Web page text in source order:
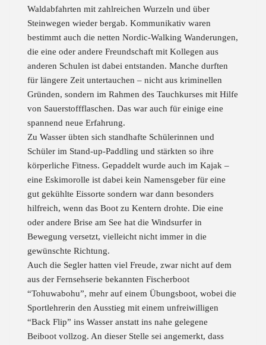
Waldabfahrten mit zahlreichen Wurzeln und über
Steinwegen wieder bergab. Kommunikativ waren
bestimmt auch die netten Nordic-Walking Wanderungen,
die eine oder andere Freundschaft mit Kollegen aus
anderen Schulen ist dabei entstanden. Manche durften
für längere Zeit untertauchen – nicht aus kriminellen
Gründen, sondern im Rahmen des Tauchkurses mit Hilfe
von Sauerstoffflaschen. Das war auch für einige eine
spannend neue Erfahrung.
Zu Wasser übten sich standhafte Schülerinnen und
Schüler im Stand-up-Paddling und stärkten so ihre
körperliche Fitness. Gepaddelt wurde auch im Kajak –
eine Eskimorolle ist dabei kein Namensgeber für eine
gut gekühlte Eissorte sondern war dann besonders
hilfreich, wenn das Boot zu Kentern drohte. Die eine
oder andere Brise am See hat die Windsurfer in
Bewegung versetzt, vielleicht nicht immer in die
gewünschte Richtung.
Auch die Segler hatten viel Freude, zwar nicht auf dem
aus der Fernsehserie bekannten Fischerboot
“Tohuwabohu”, mehr auf einem Übungsboot, wobei die
Sportlehrerin den Ausstieg mit einem unfreiwilligen
“Back Flip” ins Wasser anstatt ins nahe gelegene
Beiboot vollzog. An dieser Stelle sei angemerkt, dass